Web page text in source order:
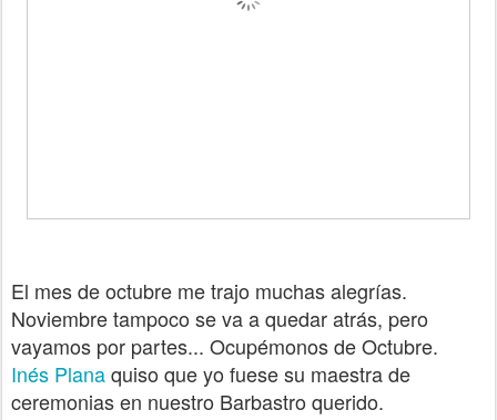
El mes de octubre me trajo muchas alegrías.
Noviembre tampoco se va a quedar atrás, pero
vayamos por partes... Ocupémonos de Octubre.
Inés Planaquiso que yo fuese su maestra de
ceremonias en nuestro Barbastro querido.